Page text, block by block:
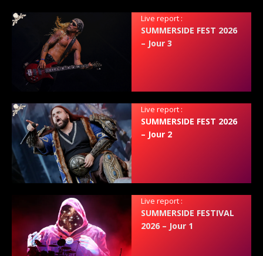
Live report :
SUMMERSIDE FEST 2026
– Jour 3
Live report :
SUMMERSIDE FEST 2026
– Jour 2
Live report :
SUMMERSIDE FESTIVAL
2026 – Jour 1